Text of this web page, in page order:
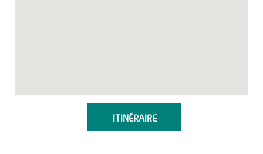
ITINÉRAIRE